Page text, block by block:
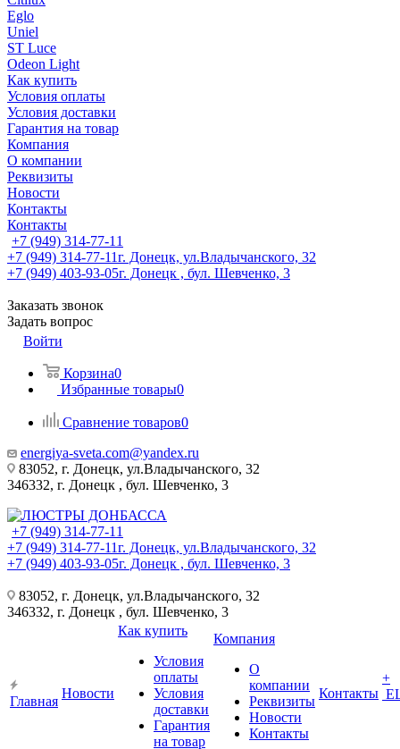
Eglo
Uniel
ST Luce
Odeon Light
Как купить
Условия оплаты
Условия доставки
Гарантия на товар
Компания
О компании
Реквизиты
Новости
Контакты
Контакты
+7 (949) 314-77-11
+7 (949) 314-77-11г. Донецк, ул.Владычанского, 32
+7 (949) 403-93-05г. Донецк , бул. Шевченко, 3
Заказать звонок
Задать вопрос
Войти
Корзина0
Избранные товары0
Сравнение товаров0
energiya-sveta.com@yandex.ru
83052, г. Донецк, ул.Владычанского, 32
346332, г. Донецк , бул. Шевченко, 3
+7 (949) 314-77-11
+7 (949) 314-77-11г. Донецк, ул.Владычанского, 32
+7 (949) 403-93-05г. Донецк , бул. Шевченко, 3
83052, г. Донецк, ул.Владычанского, 32
346332, г. Донецк , бул. Шевченко, 3
Главная
Новости
Как купить
Условия
оплаты
Условия
доставки
Гарантия
на товар
Компания
О
компании
Реквизиты
Новости
Контакты
Контакты
+